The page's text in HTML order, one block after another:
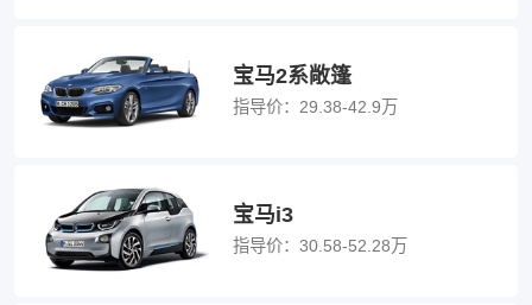
宝马2系敞篷
指导价： 29.38-42.9万
宝马i3
指导价： 30.58-52.28万